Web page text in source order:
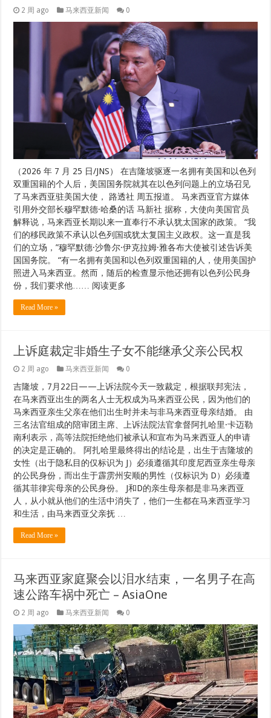
2 周 ago 马来西亚新闻 0
（2026 年 7 月 25 日/JNS） 在吉隆坡驱逐一名拥有美国和以色列
双重国籍的个人后，美国国务院就其在以色列问题上的立场召见
了马来西亚驻美国大使， 路透社 周五报道。 马来西亚官方媒体
引用外交部长穆罕默德·哈桑的话 马新社 据称，大使向美国官员
解释说，马来西亚长期以来一直奉行不承认犹太国家的政策。 “我
们的移民政策不承认以色列国或犹太复国主义政权。这一直是我
们的立场，”穆罕默德·沙鲁尔·伊克拉姆·雅各布大使被引述告诉美
国国务院。 “有一名拥有美国和以色列双重国籍的人，使用美国护
照进入马来西亚。然而，随后的检查显示他还拥有以色列公民身
份，我们要求他…… 阅读更多
Read More »
上诉庭裁定非婚生子女不能继承父亲公民权
2 周 ago 马来西亚新闻 0
吉隆坡，7月22日——上诉法院今天一致裁定，根据联邦宪法，
在马来西亚出生的两名人士无权成为马来西亚公民，因为他们的
马来西亚亲生父亲在他们出生时并未与非马来西亚母亲结婚。 由
三名法官组成的陪审团主席、上诉法院法官拿督阿扎哈里·卡迈勒
南利表示，高等法院拒绝他们被承认和宣布为马来西亚人的申请
的决定是正确的。 阿扎哈里最终得出的结论是，出生于吉隆坡的
女性（出于隐私目的仅标识为 J）必须遵循其印度尼西亚亲生母亲
的公民身份，而出生于霹雳州安顺的男性（仅标识为 D）必须遵
循其菲律宾母亲的公民身份。 J和D的亲生母亲都是非马来西亚
人，从小就从他们的生活中消失了，他们一生都在马来西亚学习
和生活，由马来西亚父亲抚 …
Read More »
马来西亚家庭聚会以泪水结束，一名男子在高
速公路车祸中死亡 – AsiaOne
2 周 ago 马来西亚新闻 0